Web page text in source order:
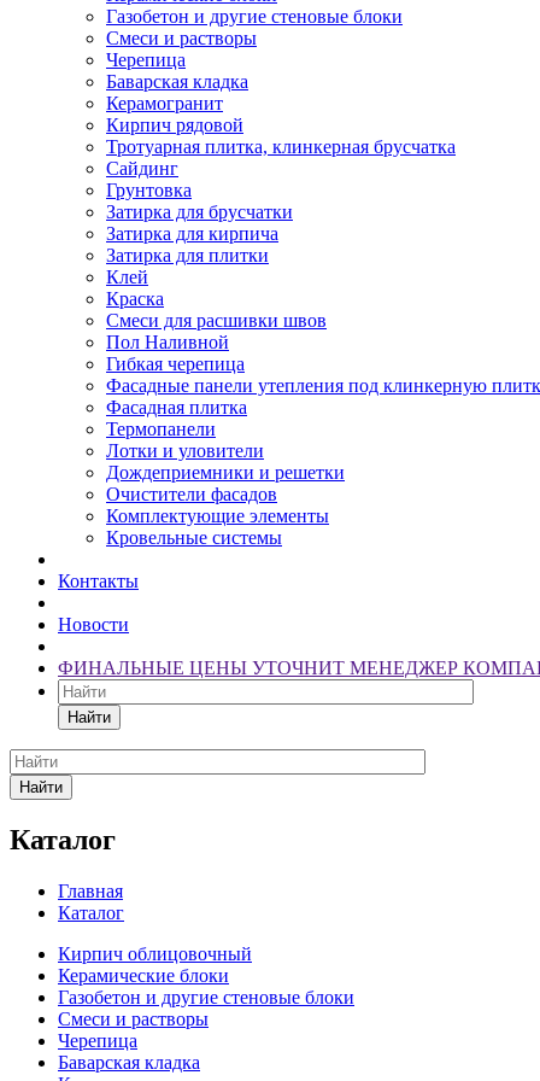
Газобетон и другие стеновые блоки
Смеси и растворы
Черепица
Баварская кладка
Керамогранит
Кирпич рядовой
Тротуарная плитка, клинкерная брусчатка
Сайдинг
Грунтовка
Затирка для брусчатки
Затирка для кирпича
Затирка для плитки
Клей
Краска
Смеси для расшивки швов
Пол Наливной
Гибкая черепица
Фасадные панели утепления под клинкерную
Фасадная плитка
Термопанели
Лотки и уловители
Дождеприемники и решетки
Очистители фасадов
Комплектующие элементы
Кровельные системы
Контакты
Новости
ФИНАЛЬНЫЕ ЦЕНЫ УТОЧНИТ МЕНЕДЖЕР
Найти
Найти
Каталог
Главная
Каталог
Кирпич облицовочный
Керамические блоки
Газобетон и другие стеновые блоки
Смеси и растворы
Черепица
Баварская кладка